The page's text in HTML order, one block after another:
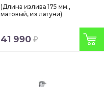
(Длина излива 175 мм.,
матовый, из латуни)
41 990